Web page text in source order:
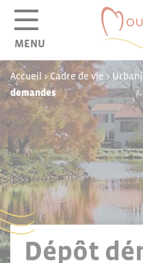
MENU
Accueil >Cadre de vie >
demandes
Dépôt
Panneau de gestion des